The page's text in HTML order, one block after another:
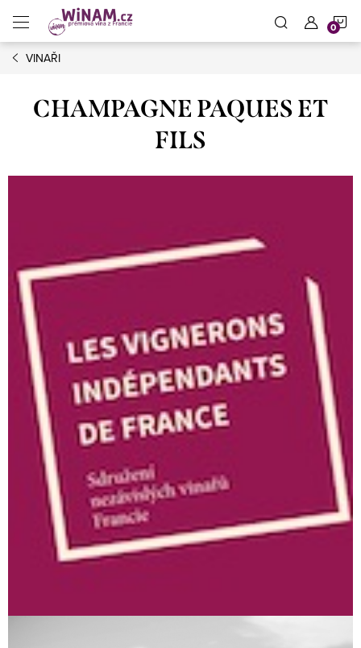
obsah
VINAŘI
CHAMPAGNE PAQUES ET
FILS